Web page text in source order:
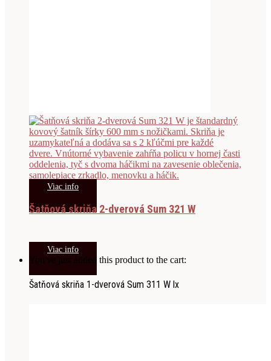
Viac info
Šatňová skriňa 2-dverová Sum 321 W
Viac info
You've just added this product to the cart:
Šatňová skriňa 1-dverová Sum 311 W lx